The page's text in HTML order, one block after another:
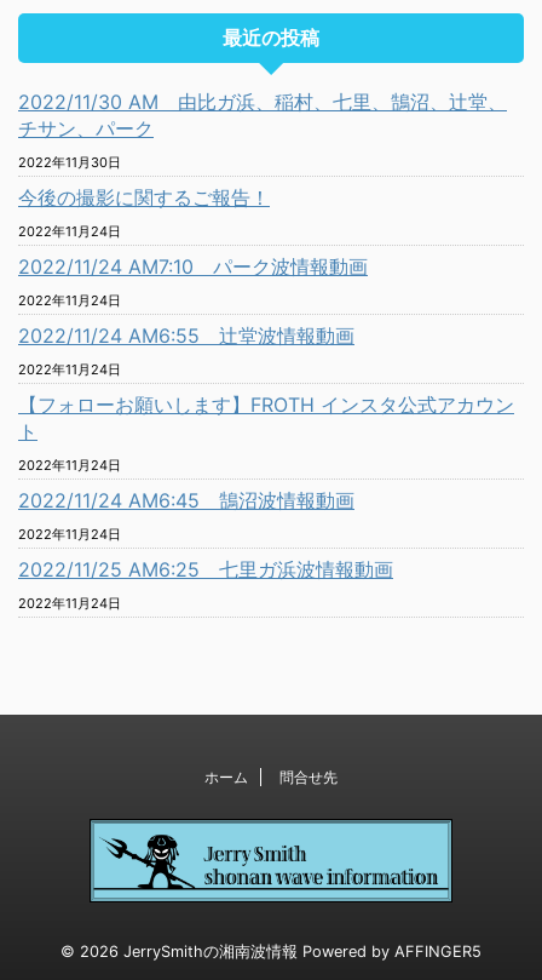
最近の投稿
2022/11/30 AM 由比ガ浜、稲村、七里、鵠沼、辻堂、
チサン、パーク
2022年11月30日
今後の撮影に関するご報告！
2022年11月24日
2022/11/24 AM7:10 パーク波情報動画
2022年11月24日
2022/11/24 AM6:55 辻堂波情報動画
2022年11月24日
【フォローお願いします】FROTH インスタ公式アカウン
ト
2022年11月24日
2022/11/24 AM6:45 鵠沼波情報動画
2022年11月24日
2022/11/25 AM6:25 七里ガ浜波情報動画
2022年11月24日
ホーム 問合せ先
© 2026 JerrySmithの湘南波情報 Powered by AFFINGER5